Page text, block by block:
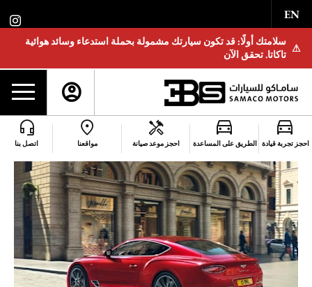
EN
⚠
سلامتك أولًا: قد تكون سيارتك مشمولة بحملة استدعاء وسائد هوائية
تاكاتا. تحقق الآن
احجز تجربة قيادة الطريق على المساعدة احجز موعد صيانة مواقعنا اتصل بنا